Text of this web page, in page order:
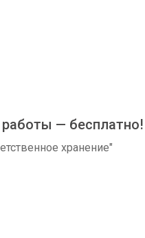
работы — бесплатно!
хранение"